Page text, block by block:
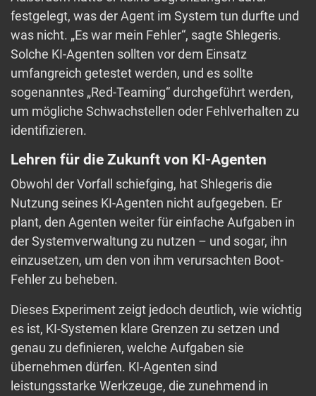
festgelegt, was der Agent im System tun durfte und
was nicht. „Es war mein Fehler“, sagte Shlegeris.
Solche KI-Agenten sollten vor dem Einsatz
umfangreich getestet werden, und es sollte
sogenanntes „Red-Teaming“ durchgeführt werden,
um mögliche Schwachstellen oder Fehlverhalten zu
identifizieren.
Lehren für die Zukunft von KI-Agenten
Obwohl der Vorfall schiefging, hat Shlegeris die
Nutzung seines KI-Agenten nicht aufgegeben. Er
plant, den Agenten weiter für einfache Aufgaben in
der Systemverwaltung zu nutzen – und sogar, ihn
einzusetzen, um den von ihm verursachten Boot-
Fehler zu beheben.
Dieses Experiment zeigt jedoch deutlich, wie wichtig
es ist, KI-Systemen klare Grenzen zu setzen und
genau zu definieren, welche Aufgaben sie
übernehmen dürfen. KI-Agenten sind
leistungsstarke Werkzeuge, die zunehmend in